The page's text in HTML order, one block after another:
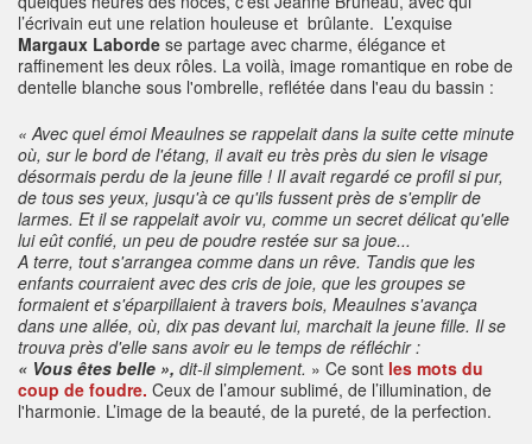
l’écrivain eut une relation houleuse et brûlante. L’exquise
Margaux Laborde se partage avec charme, élégance et
raffinement les deux rôles. La voilà, image romantique en robe de
dentelle blanche sous l'ombrelle, reflétée dans l'eau du bassin :
« Avec quel émoi Meaulnes se rappelait dans la suite cette minute
où, sur le bord de l'étang, il avait eu très près du sien le visage
désormais perdu de la jeune fille ! Il avait regardé ce profil si pur,
de tous ses yeux, jusqu'à ce qu'ils fussent près de s'emplir de
larmes. Et il se rappelait avoir vu, comme un secret délicat qu'elle
lui eût confié, un peu de poudre restée sur sa joue...
A terre, tout s'arrangea comme dans un rêve. Tandis que les
enfants courraient avec des cris de joie, que les groupes se
formaient et s'éparpillaient à travers bois, Meaulnes s'avança
dans une allée, où, dix pas devant lui, marchait la jeune fille. Il se
trouva près d'elle sans avoir eu le temps de réfléchir :
« Vous êtes belle », dit-il simplement. » Ce sont les mots du
coup de foudre. Ceux de l’amour sublimé, de l’illumination, de
l'harmonie. L’image de la beauté, de la pureté, de la perfection.